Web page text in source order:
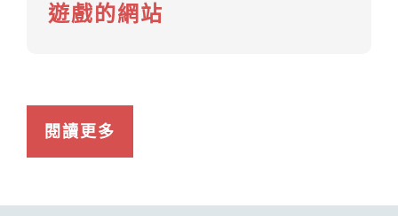
遊戲的網站
閱讀更多